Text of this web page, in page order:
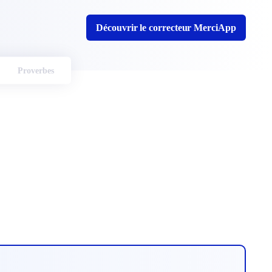
Découvrir le correcteur MerciApp
Proverbes